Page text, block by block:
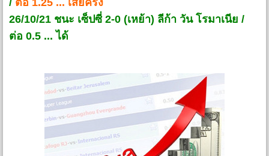
/ ต่อ 1.25 ... เสียครึ่ง
26/10/21 ชนะ เซ็ปซี่ 2-0 (เหย้า) ลีก้า วัน โรมาเนีย /
ต่อ 0.5 ... ได้